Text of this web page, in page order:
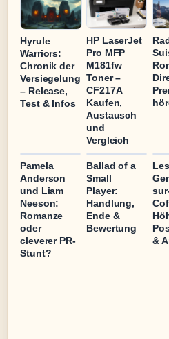
Hyrule
Warriors:
Chronik der
Versiegelung
– Release,
Test & Infos
HP LaserJet
Pro MFP
M181fw
Toner –
CF217A
Kaufen,
Austausch
und
Vergleich
Pamela
Anderson
und Liam
Neeson:
Romanze
oder
cleverer PR-
Stunt?
Ballad of a
Small
Player:
Handlung,
Ende &
Bewertung
Les
&